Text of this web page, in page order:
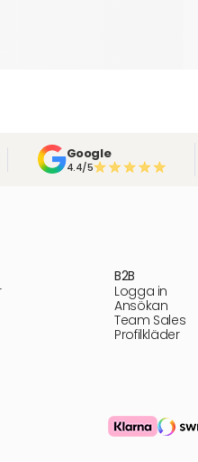
Google
4.4/5
B2B
Logga in
Ansökan
Team Sales
Profilkläder